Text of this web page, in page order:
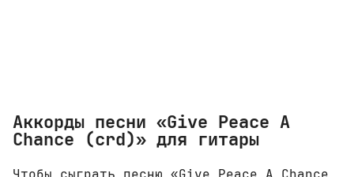
Аккорды песни «Give Peace A
Chance (crd)» для гитары